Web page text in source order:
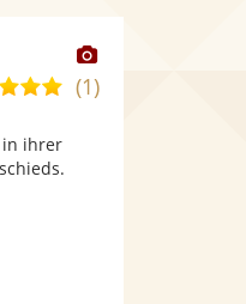
Dieser
Künstler
5,0
5
Sternen
(1)
in ihrer